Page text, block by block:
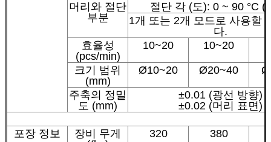
머리와 절단
부분
절단 각 (도): 0 ~ 90 °C (
1개 또는 2개 모드로 사용할
다.
효율성
(pcs/min)
10~20 10~20
크기 범위
(mm)
Ø10~20 Ø20~40
주축의 정밀
도 (mm)
±0.01 (광선 방향)
±0.02 (머리 표면)
포장 정보
장비 무게
320 380